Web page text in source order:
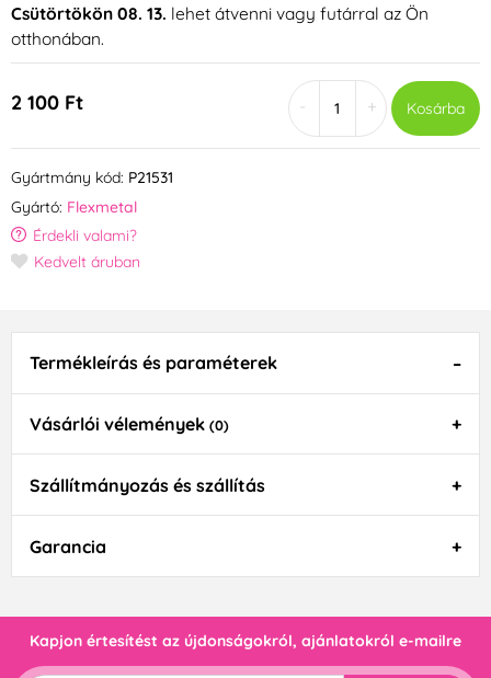
Csütörtökön 08. 13. lehet átvenni vagy futárral az Ön
otthonában.
2 100 Ft + Kosárba
Gyártmány kód: P21531
Gyártó: Flexmetal
Érdekli valami?
Kedvelt áruban
Termékleírás és paraméterek
Vásárlói vélemények (0)
Szállítmányozás és szállítás
Garancia
Kapjon értesítést az újdonságokról, ajánlatokról e-mailre